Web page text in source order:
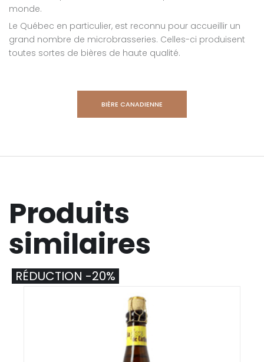
monde.
Le Québec en particulier, est reconnu pour accueillir un
grand nombre de microbrasseries. Celles-ci produisent
toutes sortes de bières de haute qualité.
BIÈRE CANADIENNE
Produits
similaires
RÉDUCTION -20%